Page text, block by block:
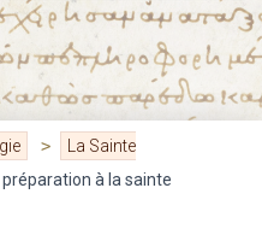
>
La Sainte
à la sainte